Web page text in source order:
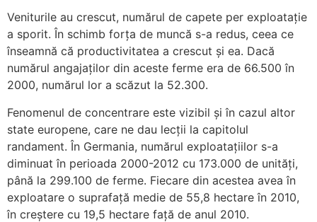
Veniturile au crescut, numărul de capete per exploatație
a sporit. În schimb forța de muncă s-a redus, ceea ce
înseamnă că productivitatea a crescut și ea. Dacă
numărul angajaților din aceste ferme era de 66.500 în
2000, numărul lor a scăzut la 52.300.
Fenomenul de concentrare este vizibil și în cazul altor
state europene, care ne dau lecții la capitolul
randament. În Germania, numărul exploatațiilor s-a
diminuat în perioada 2000-2012 cu 173.000 de unități,
până la 299.100 de ferme. Fiecare din acestea avea în
exploatare o suprafață medie de 55,8 hectare în 2010,
în creștere cu 19,5 hectare față de anul 2010.